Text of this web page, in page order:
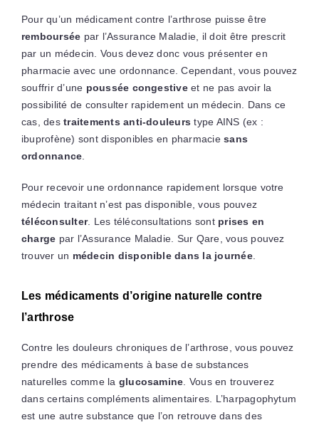
Pour qu’un médicament contre l’arthrose puisse être
remboursée par l’Assurance Maladie, il doit être prescrit
par un médecin. Vous devez donc vous présenter en
pharmacie avec une ordonnance. Cependant, vous pouvez
souffrir d’une poussée congestiveet ne pas avoir la
possibilité de consulter rapidement un médecin. Dans ce
cas, destraitements anti-douleurs type AINS (ex :
ibuprofène) sont disponibles en pharmaciesans
ordonnance
Pour recevoir une ordonnance rapidement lorsque votre
médecin traitant n’est pas disponible, vous pouvez
téléconsulter. Les téléconsultations sont prises en
charge par l’Assurance Maladie. Sur Qare, vous pouvez
trouver un médecin disponible dans la journée.
Les médicaments d’origine naturelle contre
l’arthrose
Contre les douleurs chroniques de l’arthrose, vous pouvez
prendre des médicaments à base de substances
naturelles comme la glucosamine . Vous en trouverez
dans certains compléments alimentaires. L’harpagophytum
est une autre substance que l’on retrouve dans des